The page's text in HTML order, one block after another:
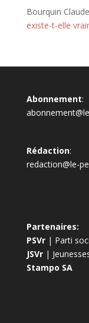
Bourquin Claude
existe-t-elle
Abonnement:
Rédaction:
redaction@le-
Partenaires:
PSVr| Parti
JSVr|
Stampo SA